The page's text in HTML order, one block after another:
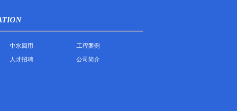
中水回用
工程案例
人才招聘
公司简介